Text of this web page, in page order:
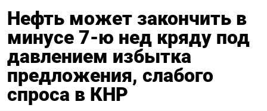
Нефть может закончить в
минусе 7-ю нед кряду под
давлением избытка
предложения, слабого
спроса в КНР